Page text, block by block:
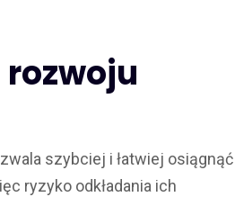
rozwoju
szybciej i łatwiej osiągnąć
ryzyko odkładania ich